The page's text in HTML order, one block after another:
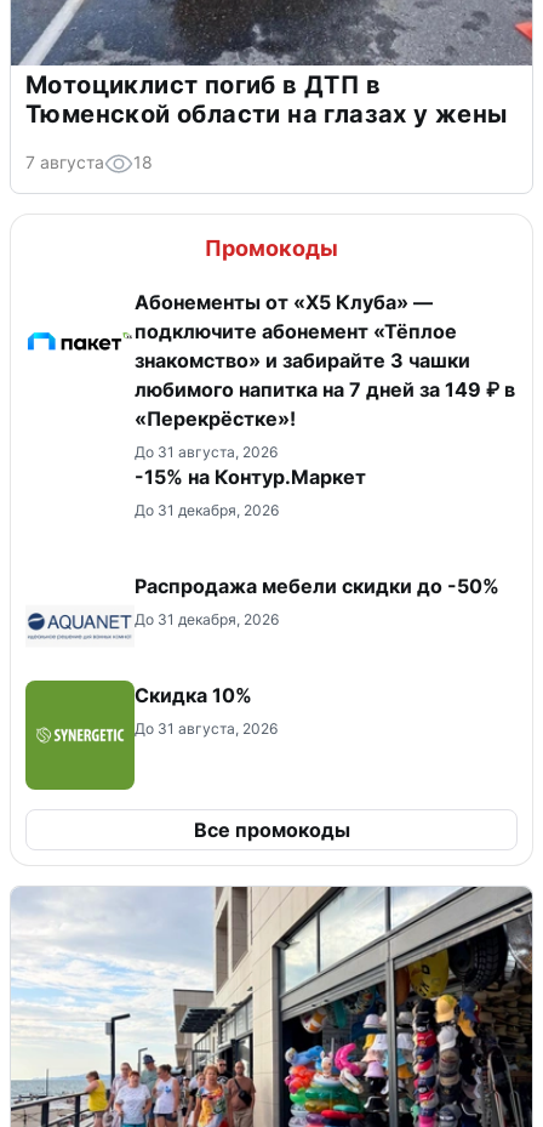
Мотоциклист погиб в ДТП в
Тюменской области на глазах у жены
7 августа 18
Промокоды
Абонементы от «Х5 Клуба» —
подключите абонемент «Тёплое
знакомство» и забирайте 3 чашки
любимого напитка на 7 дней за 149 ₽ в
«Перекрёстке»!
До 31 августа, 2026
-15% на Контур.Маркет
До 31 декабря, 2026
Распродажа мебели скидки до -50%
До 31 декабря, 2026
Скидка 10%
До 31 августа, 2026
Все промокоды